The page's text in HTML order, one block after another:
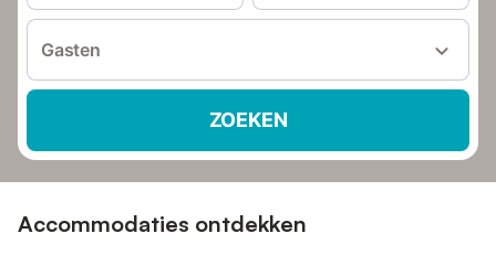
Gasten
ZOEKEN
Accommodaties ontdekken